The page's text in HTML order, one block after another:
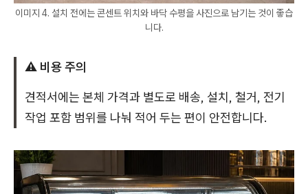
이미지 4. 설치 전에는 콘센트 위치와 바닥 수평을 사진으로 남기는 것이 좋습
니다.
⚠️ 비용 주의
견적서에는 본체 가격과 별도로 배송, 설치, 철거, 전기
작업 포함 범위를 나눠 적어 두는 편이 안전합니다.